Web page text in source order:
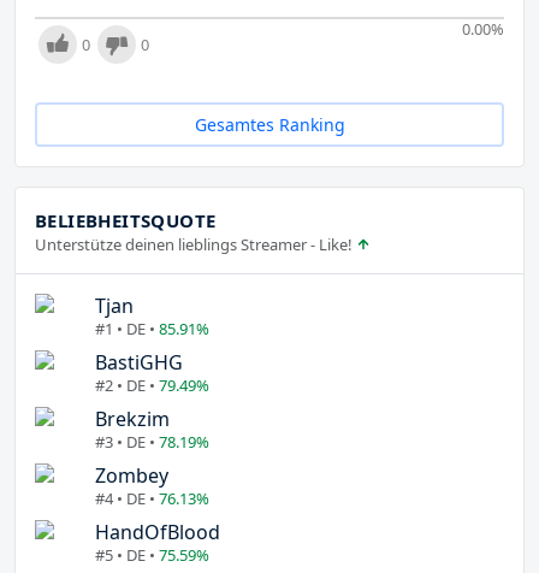
0.00%
0 0
Gesamtes Ranking
BELIEBHEITSQUOTE
Unterstütze deinen lieblings Streamer - Like!
Tjan
#1 • DE • 85.91%
BastiGHG
#2 • DE • 79.49%
Brekzim
#3 • DE • 78.19%
Zombey
#4 • DE • 76.13%
HandOfBlood
#5 • DE • 75.59%